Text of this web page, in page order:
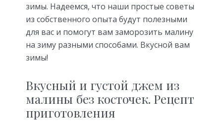
зимы. Надеемся, что наши простые советы
из собственного опыта будут полезными
для вас и помогут вам заморозить малину
на зиму разными способами. Вкусной вам
зимы!
Вкусный и густой джем из
малины без косточек. Рецепт
приготовления